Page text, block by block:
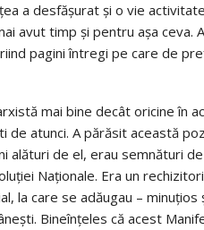
a desfășurat și o vie
avut timp și pentru așa ceva.
pagini întregi pe care de
mai bine decât oricine în
atunci. A părăsit această
alături de el, erau semnături
Naționale. Era un
la care se adăugau –
Bineînțeles că acest